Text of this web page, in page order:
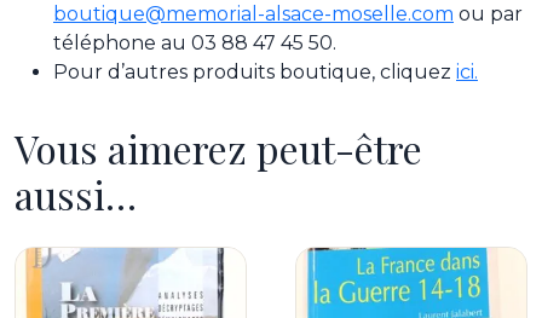
boutique@memorial-alsace-moselle.com ou par
téléphone au 03 88 47 45 50.
Pour d’autres produits boutique, cliquez ici.
Vous aimerez peut-être
aussi…